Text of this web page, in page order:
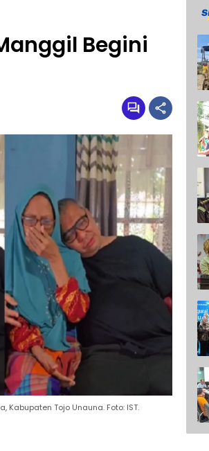
Begini
Tojo Unauna. Foto: IST.